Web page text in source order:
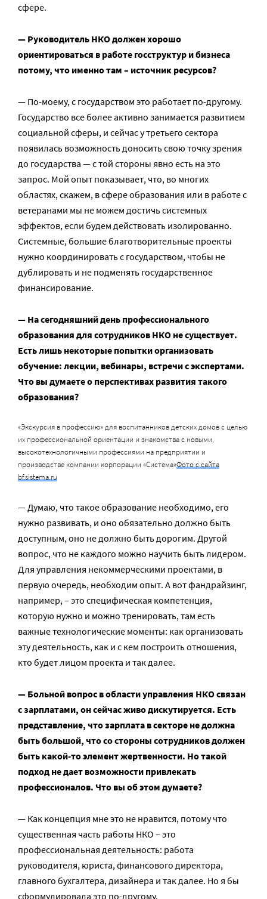
сфере.
— Руководитель НКО должен хорошо
ориентироваться в работе госструктур и бизнеса
потому, что именно там – источник ресурсов?
— По-моему, с государством это работает по-другому.
Государство все более активно занимается развитием
социальной сферы, и сейчас у третьего сектора
появилась возможность доносить свою точку зрения
до государства — с той стороны явно есть на это
запрос. Мой опыт показывает, что, во многих
областях, скажем, в сфере образования или в работе с
ветеранами мы не можем достичь системных
эффектов, если будем действовать изолированно.
Системные, большие благотворительные проекты
нужно координировать с государством, чтобы не
дублировать и не подменять государственное
финансирование.
— На сегодняшний день профессионального
образования для сотрудников НКО не существует.
Есть лишь некоторые попытки организовать
обучение: лекции, вебинары, встречи с экспертами.
Что вы думаете о перспективах развития такого
образования?
«Экскурсия в профессию» для воспитанников детских домов с целью
их профессиональной ориентации и знакомства с новыми,
высокотехнологичными профессиями на предприятии и
производстве компании корпорации «Система»Фото с сайта
bf.sistema.ru
— Думаю, что такое образование необходимо, его
нужно развивать, и оно обязательно должно быть
доступным, оно не должно быть дорогим. Другой
вопрос, что не каждого можно научить быть лидером.
Для управления некоммерческими проектами, в
первую очередь, необходим опыт. А вот фандрайзинг,
например, – это специфическая компетенция,
которую нужно и можно тренировать, там есть
важные технологические моменты: как организовать
эту деятельность, как и с кем построить отношения,
кто будет лицом проекта и так далее.
— Больной вопрос в области управления НКО связан
с зарплатами, он сейчас живо дискутируется. Есть
представление, что зарплата в секторе не должна
быть большой, что со стороны сотрудников должен
быть какой-то элемент жертвенности. Но такой
подход не дает возможности привлекать
профессионалов. Что вы об этом думаете?
— Как концепция мне это не нравится, потому что
существенная часть работы НКО – это
профессиональная деятельность: работа
руководителя, юриста, финансового директора,
главного бухгалтера, дизайнера и так далее. Но я бы
сформулировала это по-другому.